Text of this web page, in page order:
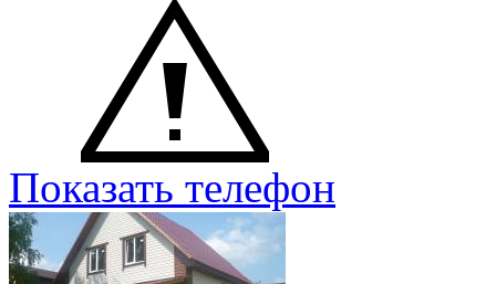
Показать телефон